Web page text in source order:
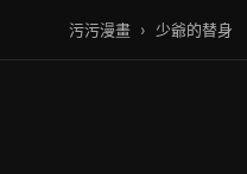
污污漫畫 › 少爺的替身